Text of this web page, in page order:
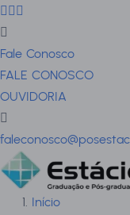
Fale Conosco
FALE CONOSCO
OUVIDORIA
Início